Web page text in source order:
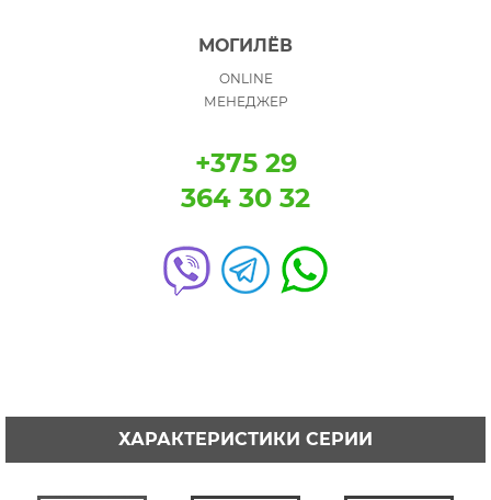
МОГИЛЁВ
ONLINE
МЕНЕДЖЕР
+375 29
364 30 32
ХАРАКТЕРИСТИКИ СЕРИИ